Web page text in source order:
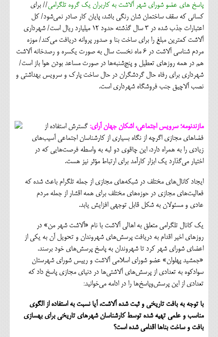
محیط زیست و گردشگری
فرهنگی و هنری
اقتصادی
سیاسی
خانه
پاسخ های عضو شورای شهر آلاشت به کاربران یک گروه تلگرامی// برای
کسانی که سقف ساختمان شان رنگی باشد، پایان کار صادر نمی‌شود/ کل
اعتبارات جذب شده در 3 سال گذشته حدود 12 میلیارد ریال است/ شهرداری
آلاشت کمترین مبلغ را برای ساخت بنا و صدور پروانه دریافت می‌کند/ موزه
مردم شناسی آلاشت در 6 ماه نخست سال به صورت یکسره و رصدخانه آلاشت
هم در همه روزهای تعطیل و پنج‌شنبه‌ها در صورت مساعد بودن هوا باز است/
شهرداری برای رفاه حال گردشگران در حال ساخت پارک و سرویس بهداشتی و
نصب آلاچیق جنب فروشگاه شهرداری است.
مازندنومه؛ سرویس اجتماعی، اشکان جهان آرای: گسترش استفاده از
فضاهای مجازی اگرچه از نگاه بسیاری از کارشناسان اجتماعی آسیب‌های
زیادی را به همراه دارد، این چاقوی دو لبه به واسطه فرصت‌هایی که در
اختیار می‌گذارد یک ابزار کارآمد برای ارتباط مؤثر نیز هست.
ایجاد کانال‌های مختلف در شبکه‌های مجازی از جمله تلگرام باعث شده که
فعالیت‌های مجازی در حوزه‌های مختلف برای همه اقشار از جمله مردم
عادی و مسئولان به شکل قابل توجهی افزایش یابد.
یک کانال تلگرامی متعلق به اهالی آلاشت با نام «آلاشت شهر من» در
روزهای اخیر اقدام به دریافت پرسش‌های شهروندان و تحویل آن به یکی از
اعضای شورای شهر کرد تا شهروندان به پاسخ پرسش‌های خود برسند.
«جمشید پهلوان» عضو شورای اسلامی آلاشت و رییس شورای شهرستان
سوادکوه به تعدادی از پرسش‌های آلاشتی‌ها در دنیای مجازی پاسخ داد که
تعدادی از این پرسش‌وپاسخ‌ها را در ادامه می‌خوانید:
با توجه به بافت تاریخی و ثبت شده آلاشت، آیا نسبت به استفاده از الگوی
مناسب و علمی تهیه شده توسط کارشناسان شهرهای تاریخی برای بهسازی
بافت و ساخت بناها اقدامی شده است؟